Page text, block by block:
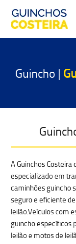
Guincho |
A Guinchos
especializado em
caminhões guincho
seguro e eficiente
leilão.Veículos com
guincho específicos
leilão e motos de